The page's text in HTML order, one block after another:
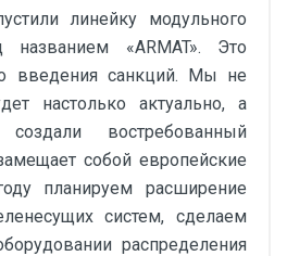
линейку модульного
названием «ARMAT». Это
введения санкций. Мы не
настолько актуально, а
востребованный
собой европейские
планируем расширение
систем, сделаем
распределения